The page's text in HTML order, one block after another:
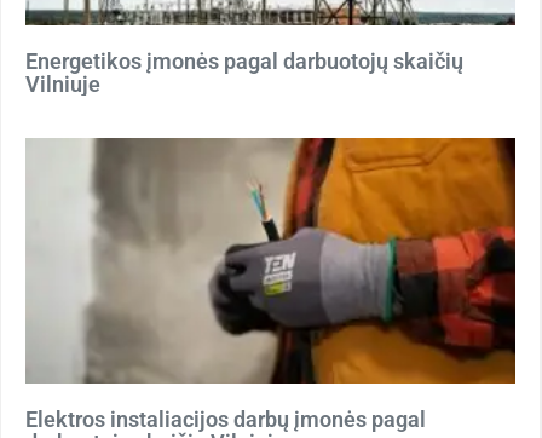
Energetikos įmonės pagal darbuotojų skaičių
Vilniuje
Elektros instaliacijos darbų įmonės pagal